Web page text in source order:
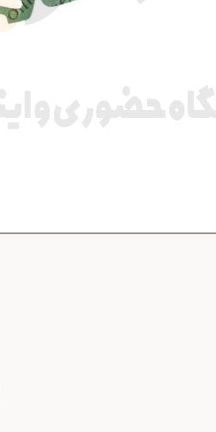
لوازم جانبی و اسپرت